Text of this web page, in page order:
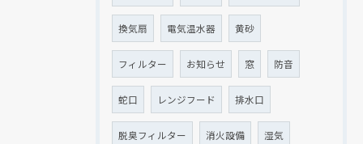
換気扇 電気温水器 黄砂
フィルター お知らせ 窓 防音
蛇口 レンジフード 排水口
脱臭フィルター 消火設備 湿気